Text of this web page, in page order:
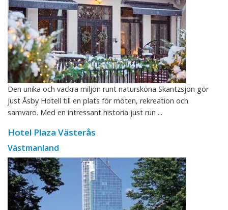
Den unika och vackra miljön runt natursköna Skantzsjön gör
just Åsby Hotell till en plats för möten, rekreation och
samvaro. Med en intressant historia just run ...
Hotel Plaza Västerås
Västmanland